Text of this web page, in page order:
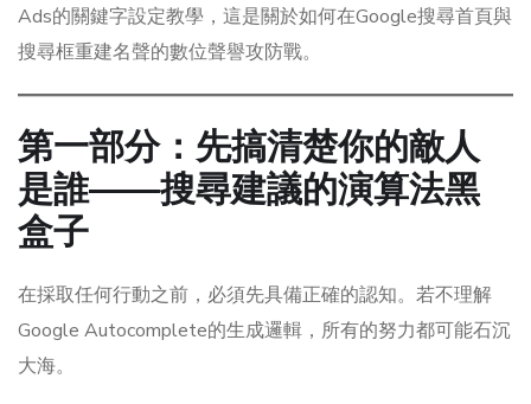
Ads的關鍵字設定教學，這是關於如何在Google搜尋首頁與
搜尋框重建名聲的數位聲譽攻防戰。
第一部分：先搞清楚你的敵人
是誰——搜尋建議的演算法黑
盒子
在採取任何行動之前，必須先具備正確的認知。若不理解
Google Autocomplete的生成邏輯，所有的努力都可能石沉
大海。